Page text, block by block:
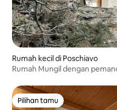
Rumah kecil di Poschiavo
Rumah Mungil dengan
Pilihan tamu
Pilihan tamu